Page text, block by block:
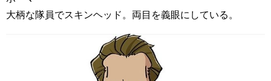
大柄な隊員でスキンヘッド。両目を義眼にしている。